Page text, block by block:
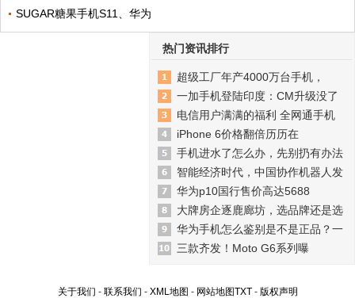
SUGAR糖果手机S11、华为
热门资讯排行
超级工厂年产4000万台手机，
一加手机登陆印度：CM升级没了
电信用户满满的福利 全网通手机
iPhone 6价格翻倍历历在
手机进水了怎么办，先别扔有办法
智能经济时代，中国协作机器人发
华为p10国行售价高达5688
大牌房企逐鹿廊坊，选品牌还是选
华为手机怎么鉴别是不是正品？一
三款齐发！Moto G6系列曝
关于我们 - 联系我们 - XML地图 - 网站地图TXT- 版权声明